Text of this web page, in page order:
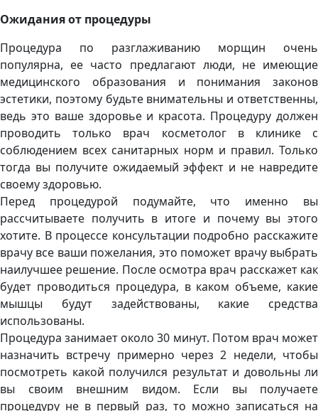
Ожидания от процедуры
Процедура по разглаживанию морщин очень
популярна, ее часто предлагают люди, не имеющие
медицинского образования и понимания законов
эстетики, поэтому будьте внимательны и ответственны,
ведь это ваше здоровье и красота. Процедуру должен
проводить только врач косметолог в клинике с
соблюдением всех санитарных норм и правил. Только
тогда вы получите ожидаемый эффект и не навредите
своему здоровью.
Перед процедурой подумайте, что именно вы
рассчитываете получить в итоге и почему вы этого
хотите. В процессе консультации подробно расскажите
врачу все ваши пожелания, это поможет врачу выбрать
наилучшее решение. После осмотра врач расскажет как
будет проводиться процедура, в каком объеме, какие
мышцы будут задействованы, какие средства
использованы.
Процедура занимает около 30 минут. Потом врач может
назначить встречу примерно через 2 недели, чтобы
посмотреть какой получился результат и довольны ли
вы своим внешним видом. Если вы получаете
процедуру не в первый раз, то можно записаться на